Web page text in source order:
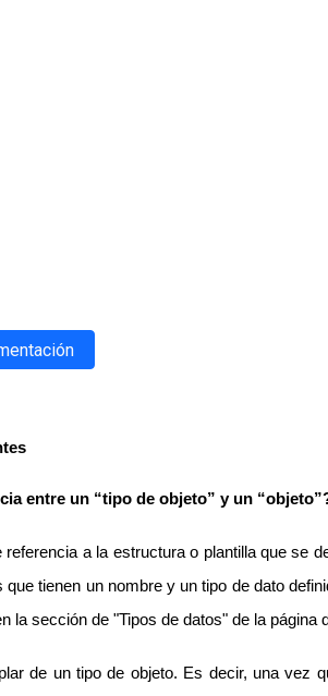
entre un “tipo de objeto” y un
referencia a la estructura o plantilla que se
que tienen un nombre y un tipo de dato
la sección de "Tipos de datos" de la página
de un tipo de objeto. Es decir, una vez